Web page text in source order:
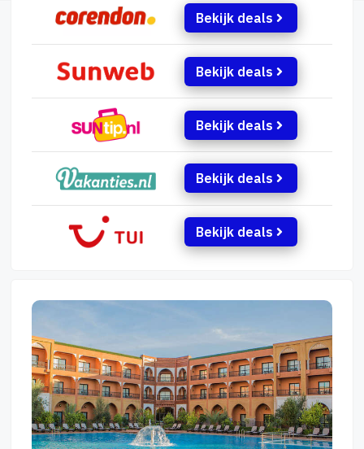
Bekijk deals
Bekijk deals
Bekijk deals
Bekijk deals
Bekijk deals